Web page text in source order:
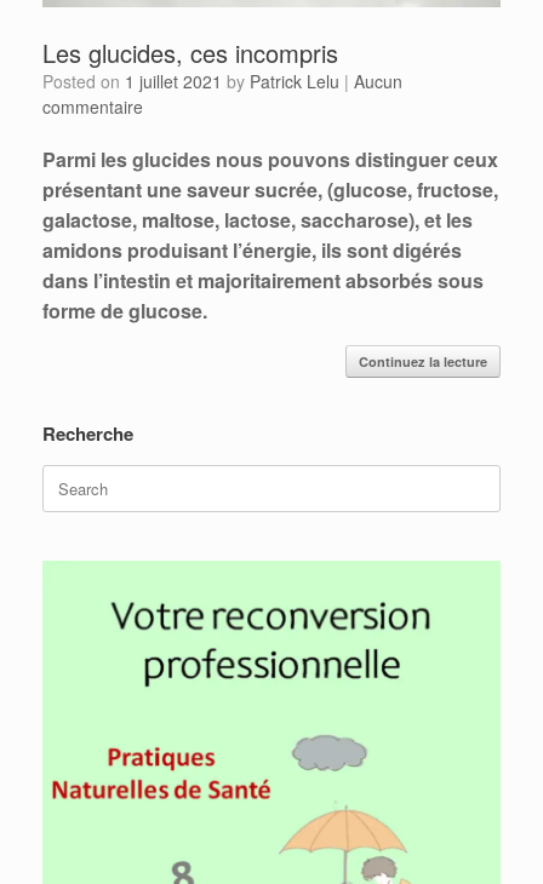
Les glucides, ces incompris
Posted on 1 juillet 2021 by Patrick Lelu | Aucun
commentaire
Parmi les glucides nous pouvons distinguer ceux
présentant une saveur sucrée, (glucose, fructose,
galactose, maltose, lactose, saccharose), et les
amidons produisant l’énergie, ils sont digérés
dans l’intestin et majoritairement absorbés sous
forme de glucose.
Continuez la lecture
Recherche
Search
for: